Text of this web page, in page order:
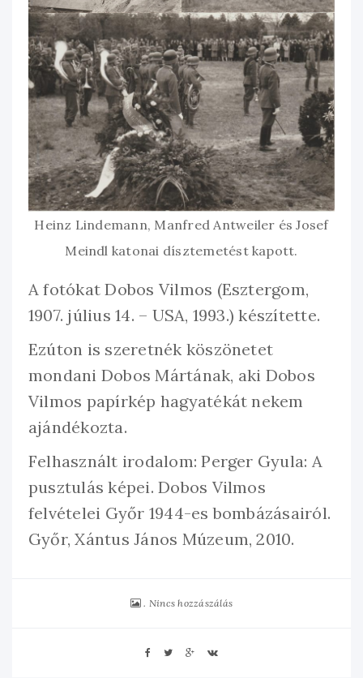
Heinz Lindemann, Manfred Antweiler és Josef
Meindl katonai dísztemetést kapott.
A fotókat Dobos Vilmos (Esztergom,
1907. július 14. – USA, 1993.) készítette.
Ezúton is szeretnék köszönetet
mondani Dobos Mártának, aki Dobos
Vilmos papírkép hagyatékát nekem
ajándékozta.
Felhasznált irodalom: Perger Gyula: A
pusztulás képei. Dobos Vilmos
felvételei Győr 1944-es bombázásairól.
Győr, Xántus János Múzeum, 2010.
Nincs hozzászálás